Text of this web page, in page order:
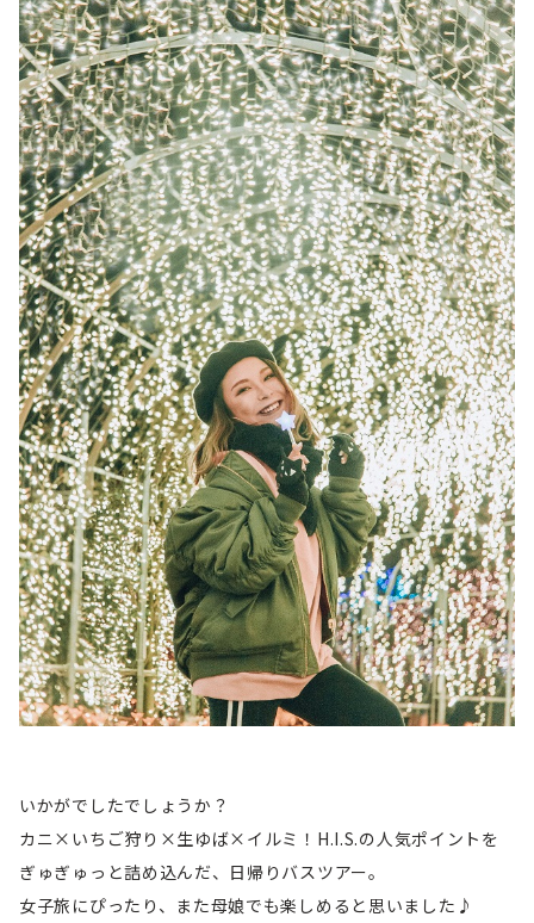
いかがでしたでしょうか？
カニ×いちご狩り×生ゆば×イルミ！H.I.S.の人気ポイントを
ぎゅぎゅっと詰め込んだ、日帰りバスツアー。
女子旅にぴったり、また母娘でも楽しめると思いました♪